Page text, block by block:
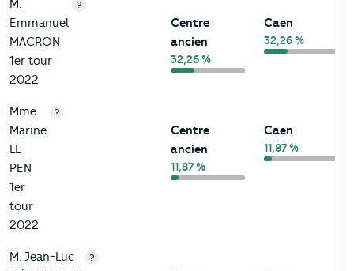
M.
Emmanuel
MACRON
1er tour
2022
?
Centre
ancien
32,26 %
Caen
32,26 %
Mme
Marine
LE
PEN
1er
tour
2022
?
Centre
ancien
11,87 %
Caen
11,87 %
M. Jean-Luc
?